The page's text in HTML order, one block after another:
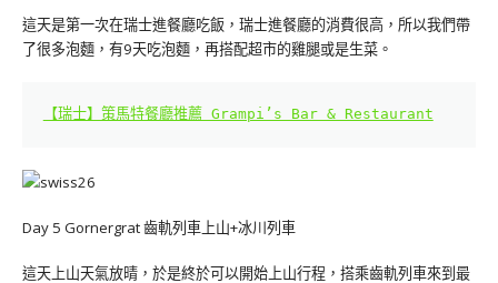
這天是第一次在瑞士進餐廳吃飯，瑞士進餐廳的消費很高，所以我們帶
了很多泡麵，有9天吃泡麵，再搭配超市的雞腿或是生菜。
【瑞士】策馬特餐廳推薦 Grampi’s Bar & Restaurant
Day 5 Gornergrat 齒軌列車上山+冰川列車
這天上山天氣放晴，於是終於可以開始上山行程，搭乘齒軌列車來到最